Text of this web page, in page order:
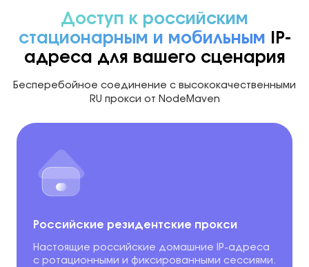
Доступ к российским
стационарным и мобильным IP-
адреса для вашего сценария
Бесперебойное соединение с высококачественными
RU прокси от NodeMaven
Российские резидентские прокси
Настоящие российские домашние IP-адреса
с ротационными и фиксированными сессиями.